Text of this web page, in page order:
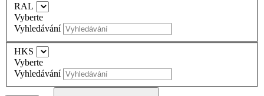
RAL
Vyberte
Vyhledávání
HKS
Vyberte
Vyhledávání